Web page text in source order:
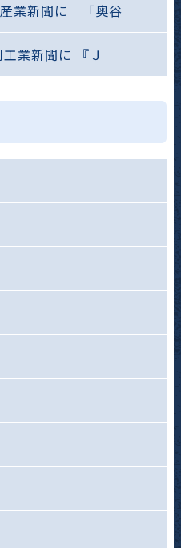
業新聞に 「奥谷
業新聞に 『Ｊ